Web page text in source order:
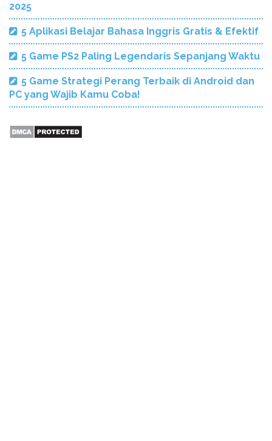
2025
5 Aplikasi Belajar Bahasa Inggris Gratis & Efektif
5 Game PS2 Paling Legendaris Sepanjang Waktu
5 Game Strategi Perang Terbaik di Android dan
PC yang Wajib Kamu Coba!